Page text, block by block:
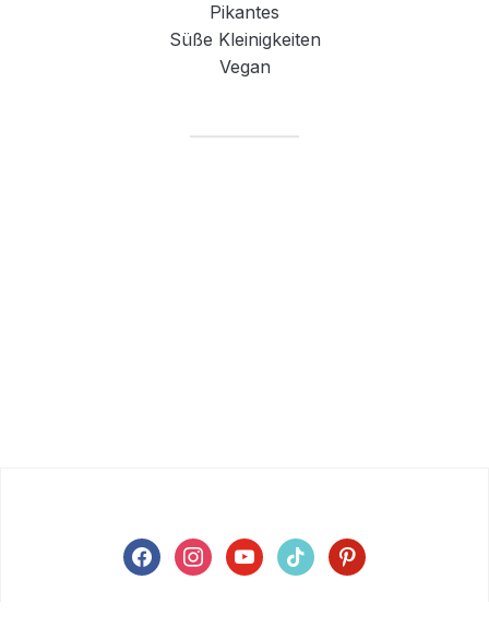
Pikantes
Süße Kleinigkeiten
Vegan
facebookinstagramyoutubetiktok pinterest